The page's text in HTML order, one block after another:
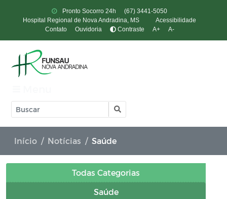
Pronto Socorro 24h
(67) 3441-5050
Hospital Regional de Nova Andradina, MS
Acessibilidade
Contato
Ouvidoria Contraste A+ A-
Início Notícias Saúde
Todas Categorias
Saúde